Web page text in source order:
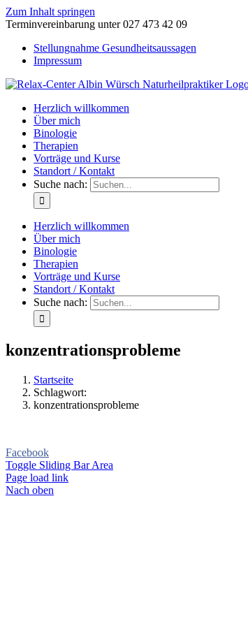
Zum Inhalt springen
Terminvereinbarung unter 027 473 42 09
Stellungnahme Gesundheitsaussagen
Impressum
Herzlich willkommen
Über mich
Binologie
Therapien
Vorträge und Kurse
Standort / Kontakt
Suche nach:
Herzlich willkommen
Über mich
Binologie
Therapien
Vorträge und Kurse
Standort / Kontakt
Suche nach:
konzentrationsprobleme
Startseite
Schlagwort:
konzentrationsprobleme
Facebook
Toggle Sliding Bar Area
Page load link
Nach oben